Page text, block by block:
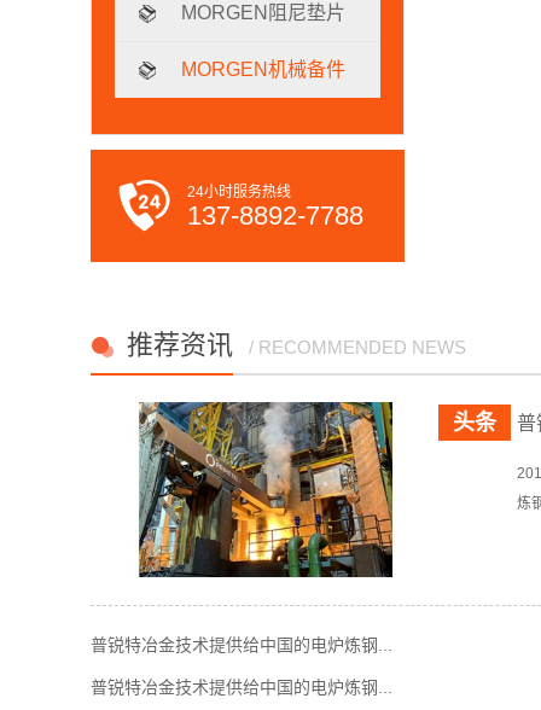
MORGEN阻尼垫片
MORGEN机械备件
24小时服务热线
137-8892-7788
推荐资讯 / RECOMMENDED NEWS
普
炼
普锐特冶金技术提供给中国的电炉炼钢...
普锐特冶金技术提供给中国的电炉炼钢...